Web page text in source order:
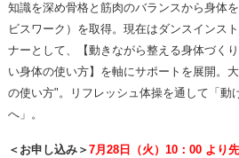
知識を深め骨格と筋肉のバランスから身体を
ビスワーク）を取得。 現在はダンスインス
ナーとして、
【動きながら整える身体づく
い身体の使い方】を軸にサポートを展開。
の使い方"。
リフレッシュ体操を通して「動
へ」。
＜お申し込み＞ 7月28日（火）10：00 より